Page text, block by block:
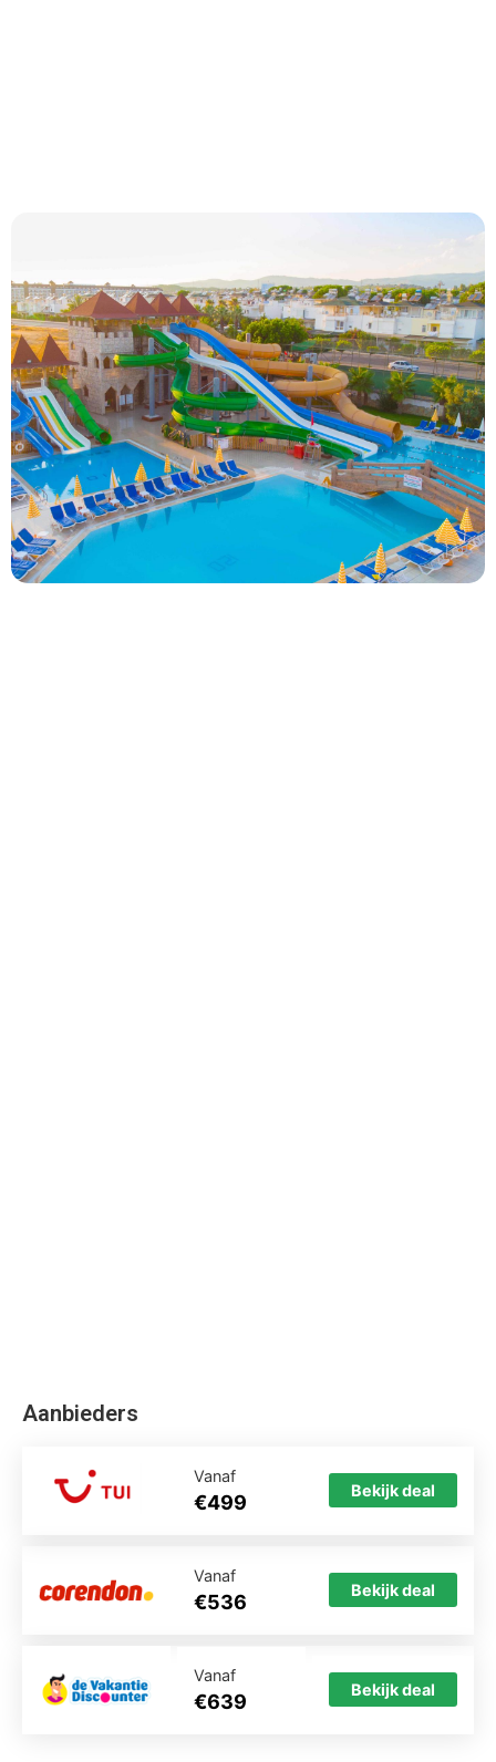
Aanbieders
Vanaf
€499 Bekijk deal
Vanaf
€536 Bekijk deal
Vanaf
€639 Bekijk deal